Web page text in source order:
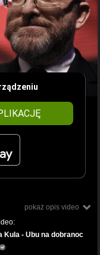
pokaż opis video
Kula - Ubu na dobranoc